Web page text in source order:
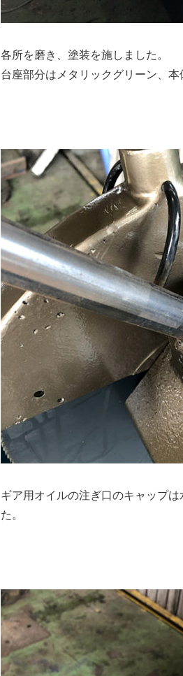
各所を磨き、塗装を施しました。
台座部分はメタリックグリーン、本
ギア用オイルの注ぎ口のキャップ
た。